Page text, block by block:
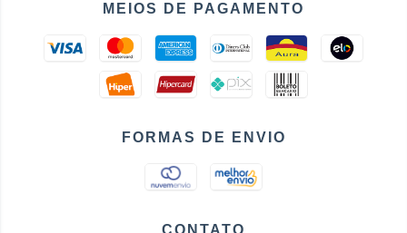
MEIOS DE PAGAMENTO
FORMAS DE ENVIO